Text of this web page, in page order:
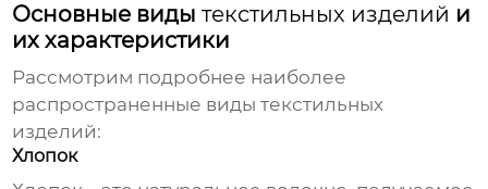
Основные видытекстильных изделий и
их характеристики
Рассмотрим подробнее наиболее
распространенные видытекстильных
изделий:
Хлопок